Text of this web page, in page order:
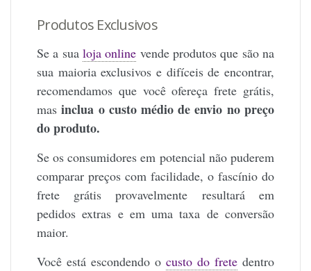
Produtos Exclusivos
Se a sualoja online vende produtos que são na
sua maioria exclusivos e difíceis de encontrar,
recomendamos que você ofereça frete grátis,
mas inclua o custo médio de envio no preço
do produto.
Se os consumidores em potencial não puderem
comparar preços com facilidade, o fascínio do
frete grátis provavelmente resultará em
pedidos extras e em uma taxa de conversão
maior.
Você está escondendo o custo do fretedentro